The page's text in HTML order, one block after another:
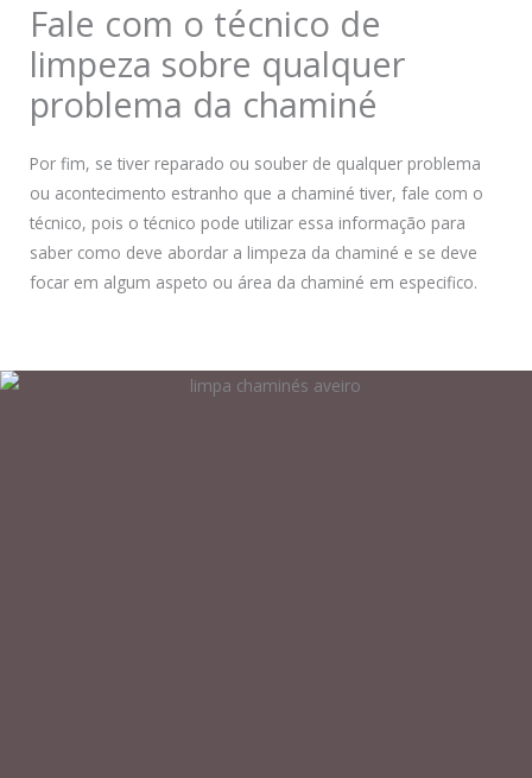
Fale com o técnico de
limpeza sobre qualquer
problema da chaminé
Por fim, se tiver reparado ou souber de qualquer problema
ou acontecimento estranho que a chaminé tiver, fale com o
técnico, pois o técnico pode utilizar essa informação para
saber como deve abordar a limpeza da chaminé e se deve
focar em algum aspeto ou área da chaminé em especifico.